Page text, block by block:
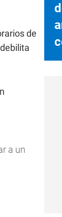
de
a un